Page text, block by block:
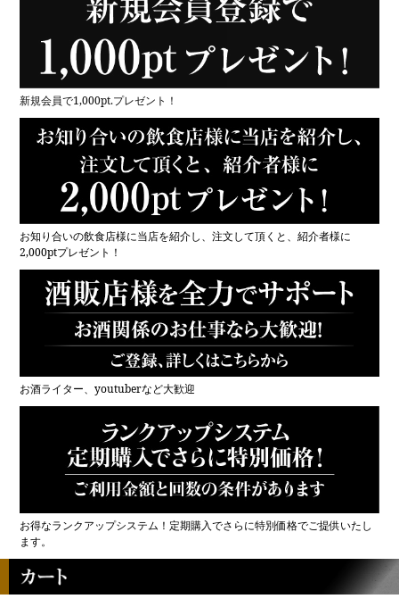
新規会員で1,000pt.プレゼント！
お知り合いの飲食店様に当店を紹介し、注文して頂くと、紹介者様に
2,000ptプレゼント！
お酒ライター、youtuberなど大歓迎
お得なランクアップシステム！定期購入でさらに特別価格でご提供いたし
ます。